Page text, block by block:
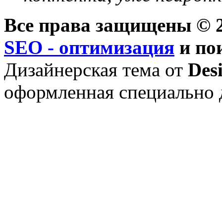
Все права защищены ©
SEO - оптимизация и
Дизайнерская тема от
оформленная